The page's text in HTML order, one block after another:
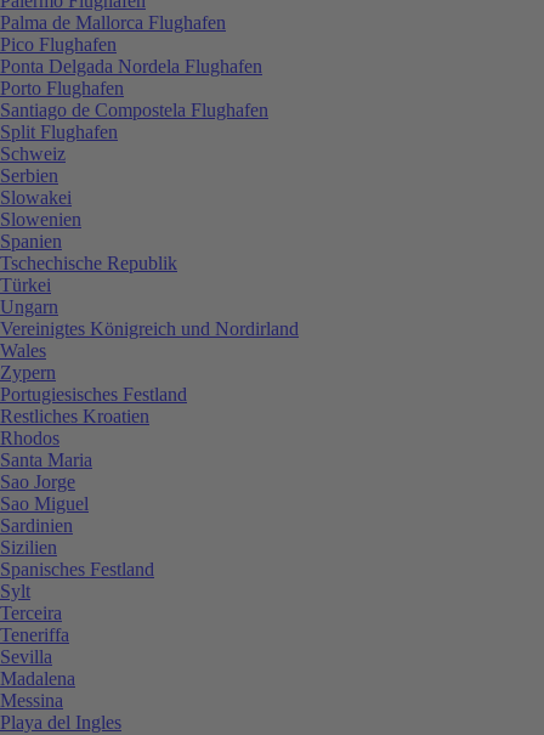
Palma de Mallorca Flughafen
Pico Flughafen
Ponta Delgada Nordela Flughafen
Porto Flughafen
Santiago de Compostela Flughafen
Split Flughafen
Schweiz
Serbien
Slowakei
Slowenien
Spanien
Tschechische Republik
Türkei
Ungarn
Vereinigtes Königreich und Nordirland
Wales
Zypern
Portugiesisches Festland
Restliches Kroatien
Rhodos
Santa Maria
Sao Jorge
Sao Miguel
Sardinien
Sizilien
Spanisches Festland
Sylt
Terceira
Teneriffa
Sevilla
Madalena
Messina
Playa del Ingles